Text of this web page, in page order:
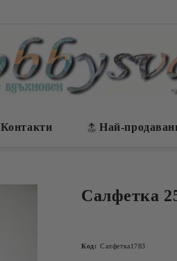
Контакти Най-
Салфетка
Код: Салфетка1783